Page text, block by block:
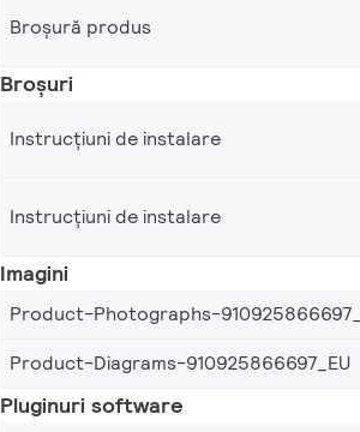
Broșură produs
Broșuri
Instrucțiuni de instalare
Instrucțiuni de instalare
Imagini
Product-Photographs-
Product-Diagrams-910925866697_EU
Pluginuri software